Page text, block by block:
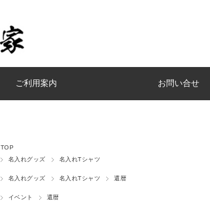
ご利用案内 お問い合せ
TOP
名入れグッズ
名入れTシャツ
名入れグッズ 名入れTシャツ 還暦
イベント 還暦